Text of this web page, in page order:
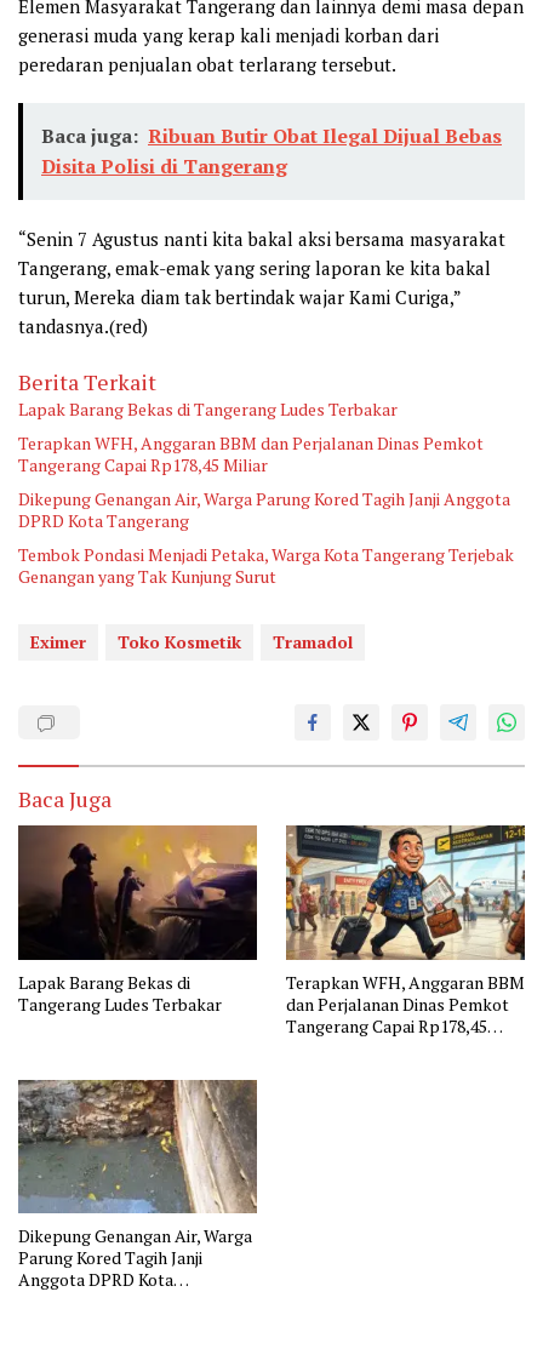
Elemen Masyarakat Tangerang dan lainnya demi masa depan
generasi muda yang kerap kali menjadi korban dari
peredaran penjualan obat terlarang tersebut.
Baca juga: Ribuan Butir Obat Ilegal Dijual Bebas
Disita Polisi di Tangerang
“Senin 7 Agustus nanti kita bakal aksi bersama masyarakat
Tangerang, emak-emak yang sering laporan ke kita bakal
turun, Mereka diam tak bertindak wajar Kami Curiga,”
tandasnya.(red)
Berita Terkait
Lapak Barang Bekas di Tangerang Ludes Terbakar
Terapkan WFH, Anggaran BBM dan Perjalanan Dinas Pemkot
Tangerang Capai Rp178,45 Miliar
Dikepung Genangan Air, Warga Parung Kored Tagih Janji Anggota
DPRD Kota Tangerang
Tembok Pondasi Menjadi Petaka, Warga Kota Tangerang Terjebak
Genangan yang Tak Kunjung Surut
Eximer Toko Kosmetik Tramadol
Baca Juga
Lapak Barang Bekas di
Tangerang Ludes Terbakar
Terapkan WFH, Anggaran BBM
dan Perjalanan Dinas Pemkot
Tangerang Capai Rp178,45
Dikepung Genangan Air, Warga
Parung Kored Tagih Janji
Anggota DPRD Kota